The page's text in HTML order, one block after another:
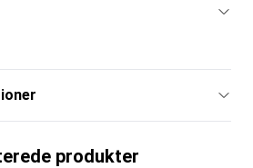
produkter